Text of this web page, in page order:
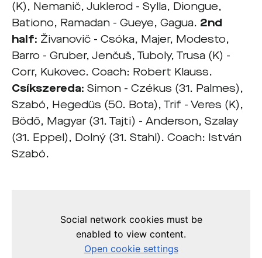
(K), Nemanič, Juklerod - Sylla, Diongue,
Bationo, Ramadan - Gueye, Gagua. 2nd
half: Živanovič - Csóka, Majer, Modesto,
Barro - Gruber, Jenčuš, Tuboly, Trusa (K) -
Corr, Kukovec. Coach: Robert Klauss.
Csíkszereda: Simon - Czékus (31. Palmes),
Szabó, Hegedüs (50. Bota), Trif - Veres (K),
Bödő, Magyar (31. Tajti) - Anderson, Szalay
(31. Eppel), Dolný (31. Stahl). Coach: István
Szabó.